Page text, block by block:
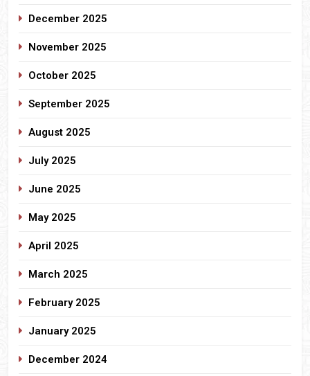
December 2025
November 2025
October 2025
September 2025
August 2025
July 2025
June 2025
May 2025
April 2025
March 2025
February 2025
January 2025
December 2024